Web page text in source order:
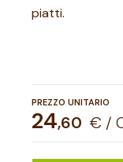
piatti.
PREZZO UNITARIO
24,60 € /